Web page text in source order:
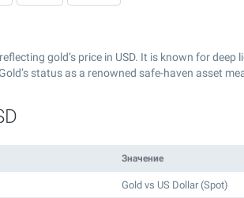
gold’s price in USD. It is known for
status as a renowned safe-haven asset
Значение
Gold vs US Dollar (Spot)